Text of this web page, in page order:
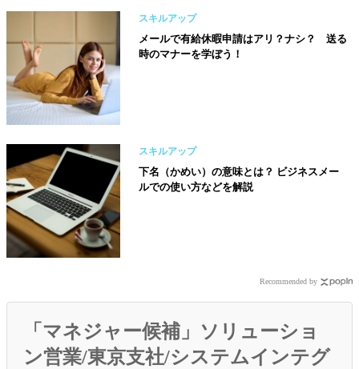
スキルアップ
メールで有給休暇申請はアリ？ナシ？ 送る
時のマナーを学ぼう！
スキルアップ
下名（かめい）の意味とは？ ビジネスメー
ルでの使い方などを解説
Recommended by
「マネジャー候補」ソリューショ
ン営業/東京支社/システムインテグ